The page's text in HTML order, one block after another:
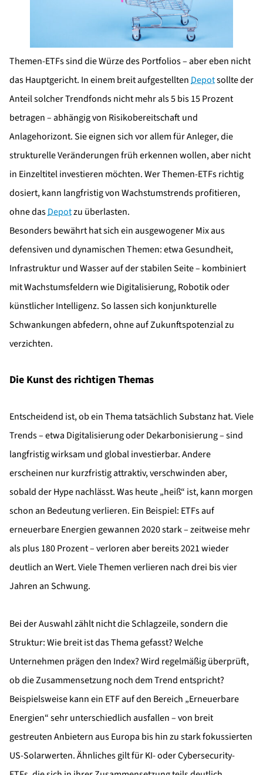
Themen-ETFs sind die Würze des Portfolios – aber eben nicht
das Hauptgericht. In einem breit aufgestelltenDepotsollte der
Anteil solcher Trendfonds nicht mehr als 5 bis 15 Prozent
betragen – abhängig von Risikobereitschaft und
Anlagehorizont. Sie eignen sich vor allem für Anleger, die
strukturelle Veränderungen früh erkennen wollen, aber nicht
in Einzeltitel investieren möchten. Wer Themen-ETFs richtig
dosiert, kann langfristig von Wachstumstrends profitieren,
ohne dasDepotzu überlasten.
Besonders bewährt hat sich ein ausgewogener Mix aus
defensiven und dynamischen Themen: etwa Gesundheit,
Infrastruktur und Wasser auf der stabilen Seite – kombiniert
mit Wachstumsfeldern wie Digitalisierung, Robotik oder
künstlicher Intelligenz. So lassen sich konjunkturelle
Schwankungen abfedern, ohne auf Zukunftspotenzial zu
verzichten.
Die Kunst des richtigen Themas
Entscheidend ist, ob ein Thema tatsächlich Substanz hat. Viele
Trends – etwa Digitalisierung oder Dekarbonisierung – sind
langfristig wirksam und global investierbar. Andere
erscheinen nur kurzfristig attraktiv, verschwinden aber,
sobald der Hype nachlässt. Was heute „heiß“ ist, kann morgen
schon an Bedeutung verlieren. Ein Beispiel: ETFs auf
erneuerbare Energien gewannen 2020 stark – zeitweise mehr
als plus 180 Prozent – verloren aber bereits 2021 wieder
deutlich an Wert. Viele Themen verlieren nach drei bis vier
Jahren an Schwung.
Bei der Auswahl zählt nicht die Schlagzeile, sondern die
Struktur: Wie breit ist das Thema gefasst? Welche
Unternehmen prägen den Index? Wird regelmäßig überprüft,
ob die Zusammensetzung noch dem Trend entspricht?
Beispielsweise kann ein ETF auf den Bereich „Erneuerbare
Energien“ sehr unterschiedlich ausfallen – von breit
gestreuten Anbietern aus Europa bis hin zu stark fokussierten
US-Solarwerten. Ähnliches gilt für KI- oder Cybersecurity-